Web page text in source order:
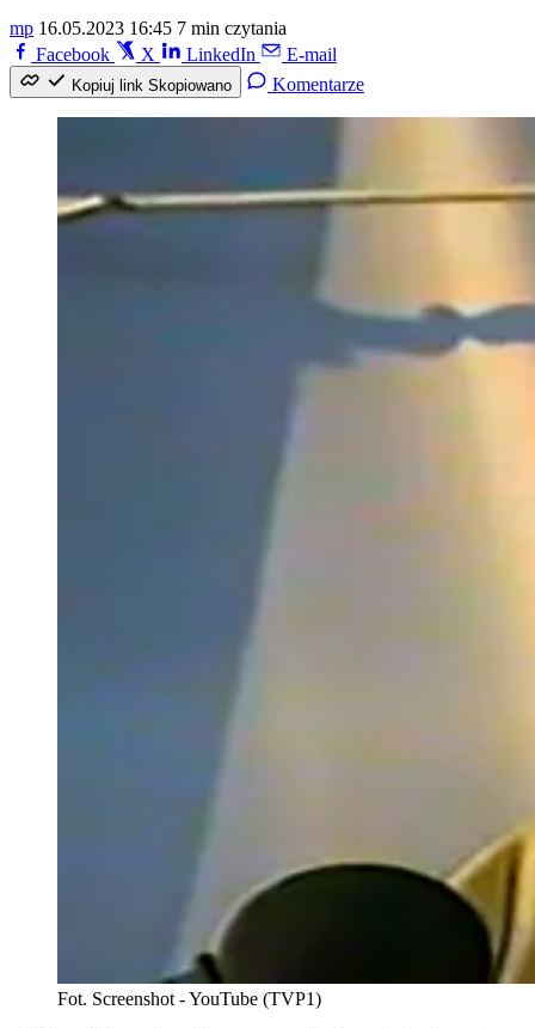
mp 16.05.2023 16:45 7 min czytania
Facebook
X LinkedIn E-mail
Kopiuj link Skopiowano Komentarze
Fot. Screenshot - YouTube (TVP1)